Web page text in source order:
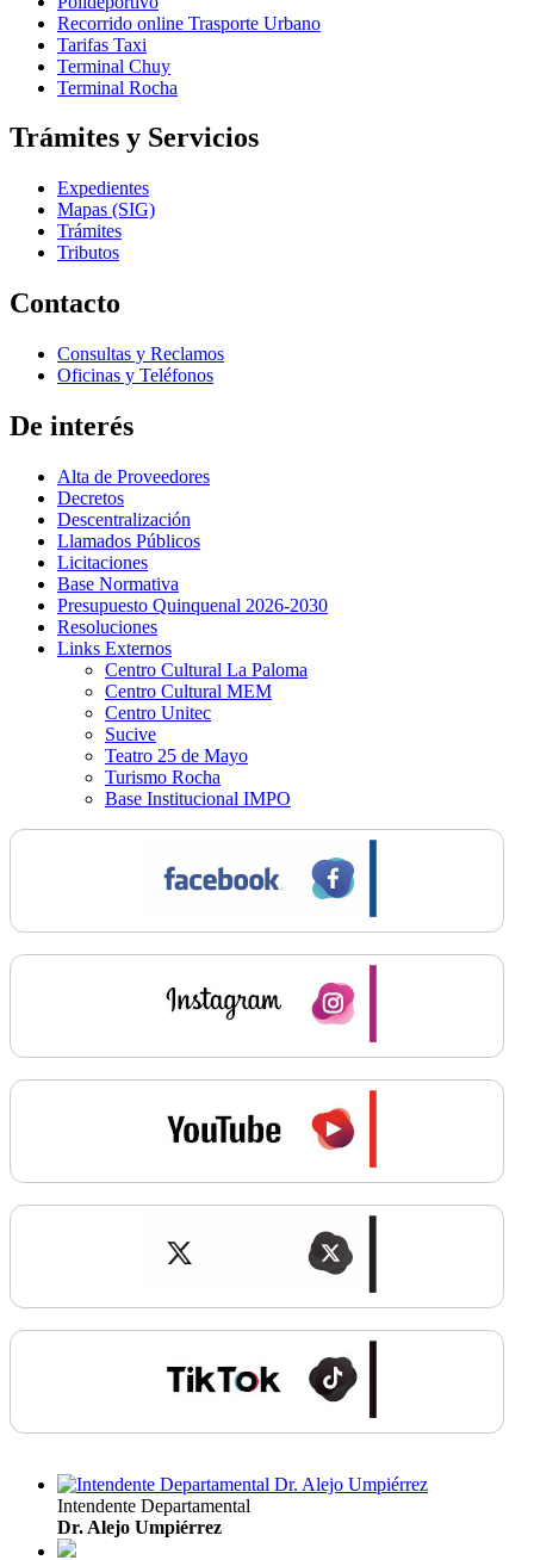
Recorrido online Trasporte Urbano
Tarifas Taxi
Terminal Chuy
Terminal Rocha
Trámites y Servicios
Expedientes
Mapas (SIG)
Trámites
Tributos
Contacto
Consultas y Reclamos
Oficinas y Teléfonos
De interés
Alta de Proveedores
Decretos
Descentralización
Llamados Públicos
Licitaciones
Base Normativa
Presupuesto Quinquenal 2026-2030
Resoluciones
Links Externos
Centro Cultural La Paloma
Centro Cultural MEM
Centro Unitec
Sucive
Teatro 25 de Mayo
Turismo Rocha
Base Institucional IMPO
Intendente Departamental
Dr. Alejo Umpiérrez